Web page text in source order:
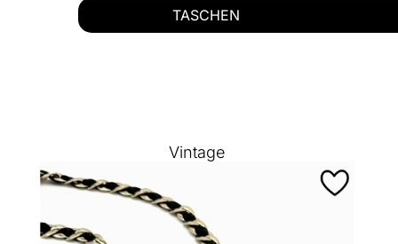
TASCHEN
Vintage